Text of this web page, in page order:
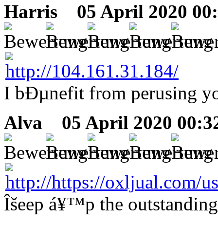
Harris
05 April 2020
I bÐµnefit from perusing
Alva
05 April 2020
Îšeep á¥™p the